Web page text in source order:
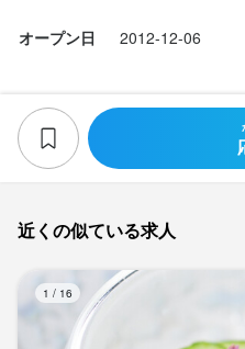
オープン日 2012-12-06
近くの似ている求人
1 / 16